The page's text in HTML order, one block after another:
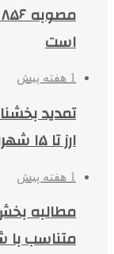
است
1 هفته پیش
تمدید
ارز تا ۱۵ شهریور
1 هفته پیش
مطالبه
متناسب با